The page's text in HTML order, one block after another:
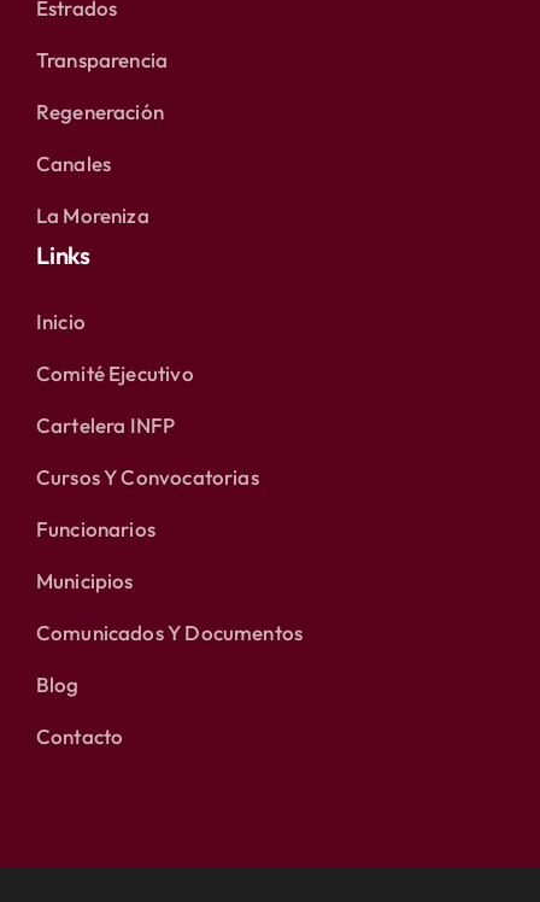
Estrados
Transparencia
Regeneración
Canales
La Moreniza
Links
Inicio
Comité Ejecutivo
Cartelera INFP
Cursos Y Convocatorias
Funcionarios
Municipios
Comunicados Y Documentos
Blog
Contacto